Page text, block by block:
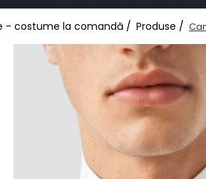
- costume la comandă / Produse /